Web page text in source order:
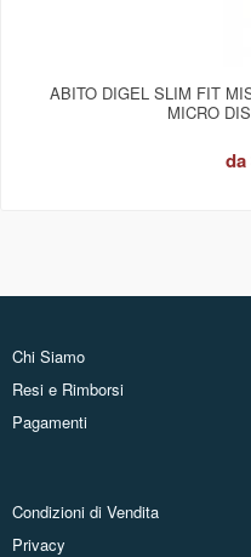
ABITO DIGEL SLIM FIT
MICRO
da
Chi Siamo
Resi e Rimborsi
Pagamenti
Condizioni di Vendita
Privacy